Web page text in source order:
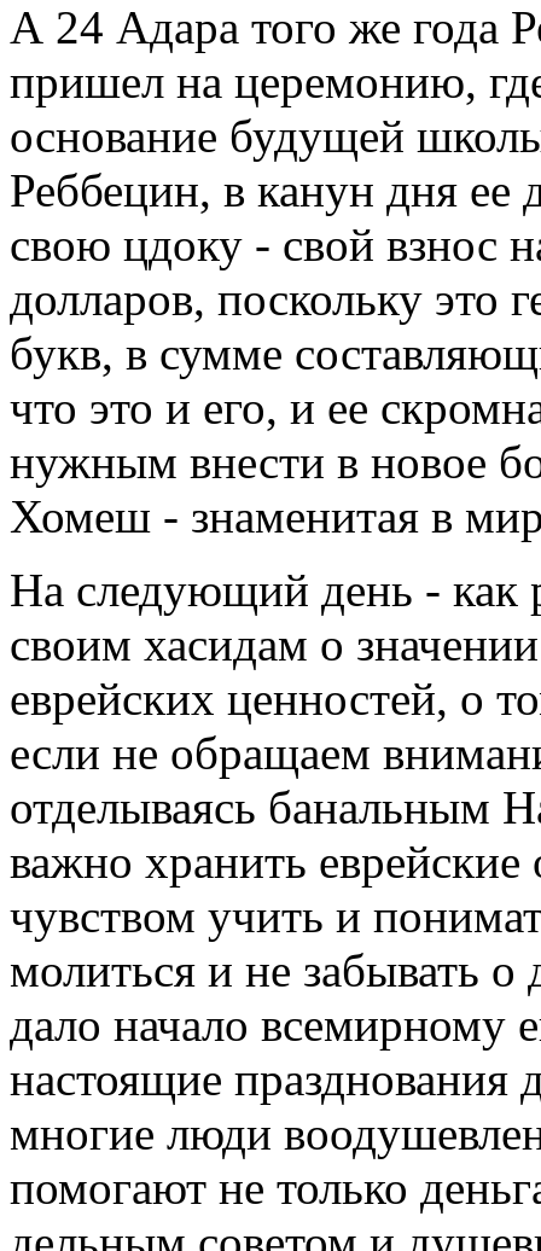
А 24 Адара того же года
пришел на церемонию,
основание будущей
Реббецин, в канун дня ее
свою цдоку - свой взнос
долларов, поскольку это
букв, в сумме
что это и его, и ее
нужным внести в новое
Хомеш - знаменитая в
На следующий день - как
своим хасидам о
еврейских ценностей, о
если не обращаем
отделываясь банальным
важно хранить
чувством учить и
молиться и не забывать
дало начало всемирному
настоящие
многие люди
помогают не только